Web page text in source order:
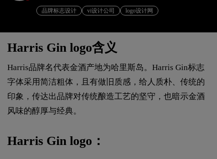
品牌标志设计 vi设计公司 logo设计网
Harris Gin logo含义
Harris品牌名代表金酒产地为哈里斯岛。Harris Gin标志
字体采用简洁粗体，且有做旧质感，给人质朴、传统的
印象，传达出品牌对传统酿造工艺的坚守，也暗示金酒
风味的醇厚与经典。
Harris Gin logo：